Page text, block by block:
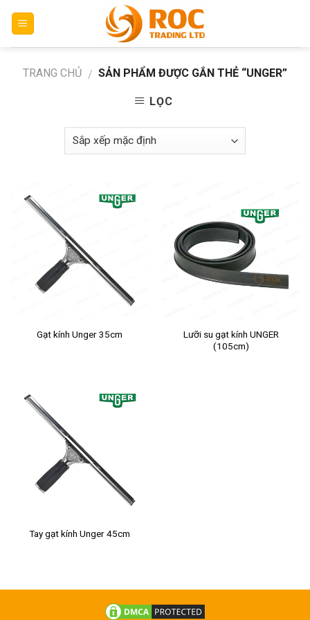
TRANG CHỦ / SẢN PHẨM ĐƯỢC GẮN THẺ “UNGER”
LỌC
Gạt kính Unger 35cm
Lưỡi su gạt kính UNGER
(105cm)
Tay gạt kính Unger 45cm